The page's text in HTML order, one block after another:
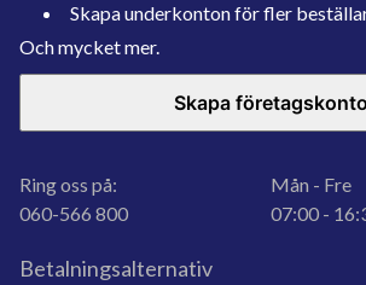
Skapa underkonton för fler
Och mycket mer.
Skapa företagskonto
Ring oss på:
060-566 800
Mån - Fre
07:00 -
Betalningsalternativ